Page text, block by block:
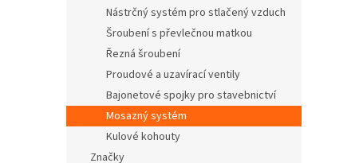
Nástrčný systém pro stlačený vzduch
Šroubení s převlečnou matkou
Řezná šroubení
Proudové a uzavírací ventily
Bajonetové spojky pro stavebnictví
Mosazný systém
Kulové kohouty
Značky